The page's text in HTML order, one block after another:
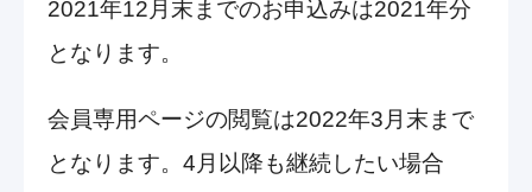
2021年12月末までのお申込みは2021年分
となります。
会員専用ページの閲覧は2022年3月末まで
となります。4月以降も継続したい場合